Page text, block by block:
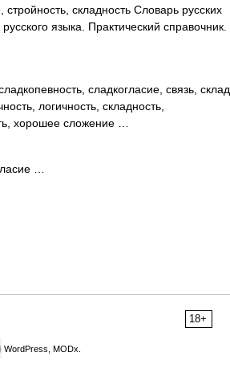
складность Словарь русских
языка. Практический справочник.
сладкогласие, связь, склад,
логичность, складность,
хорошее сложение …
…
18+
WordPress, MODx.